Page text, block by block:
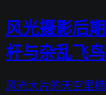
风光摄影后
杆与杂乱飞鸟
风光大片的天空里